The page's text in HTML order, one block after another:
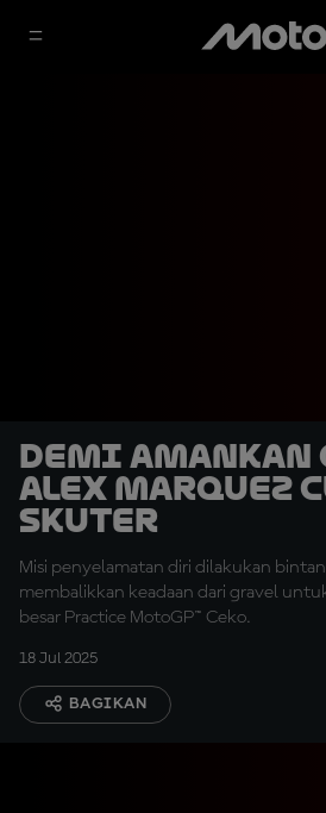
Demi Amankan
Alex Marquez
Skuter
Misi penyelamatan diri dilakukan
membalikkan keadaan dari gravel
besar Practice MotoGP™ Ceko.
18 Jul 2025
BAGIKAN